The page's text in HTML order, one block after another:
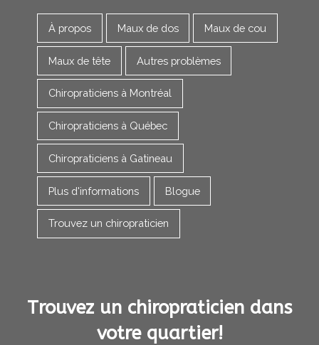
À propos Maux de dos Maux de cou
Maux de tête Autres problèmes
Chiropraticiens à Montréal
Chiropraticiens à Québec
Chiropraticiens à Gatineau
Plus d'informations Blogue
Trouvez un chiropraticien
Trouvez un chiropraticien dans
votre quartier!